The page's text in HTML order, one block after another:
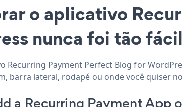
o aplicativo
nunca foi tão fácil
Recurring Payment Perfect Blog for
barra lateral, rodapé ou onde você quiser